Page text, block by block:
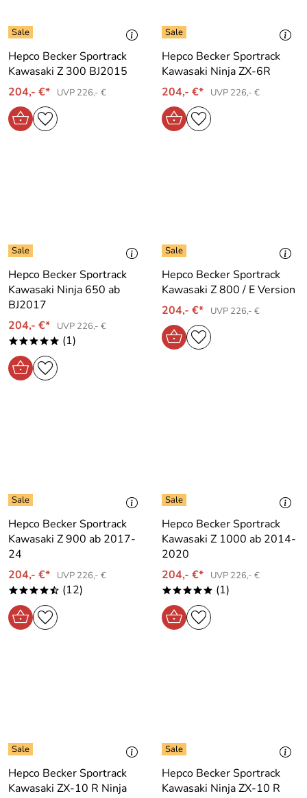
Hepco Becker Sportrack
Kawasaki Z 300 BJ2015
204,- €*
UVP 226,- €
Hepco Becker Sportrack
Kawasaki Ninja ZX-6R
204,- €*
UVP 226,- €
Hepco Becker Sportrack
Kawasaki Ninja 650 ab
BJ2017
204,- €*
UVP 226,- €
***** (1)
Hepco Becker Sportrack
Kawasaki Z 800 / E Version
204,- €*
UVP 226,- €
Hepco Becker Sportrack
Kawasaki Z 900 ab 2017-
24
204,- €*
UVP 226,- €
****/ (12)
Hepco Becker Sportrack
Kawasaki Z 1000 ab 2014-
2020
204,- €*
UVP 226,- €
***** (1)
Hepco Becker Sportrack
Kawasaki ZX-10 R Ninja
Hepco Becker Sportrack
Kawasaki Ninja ZX-10 R